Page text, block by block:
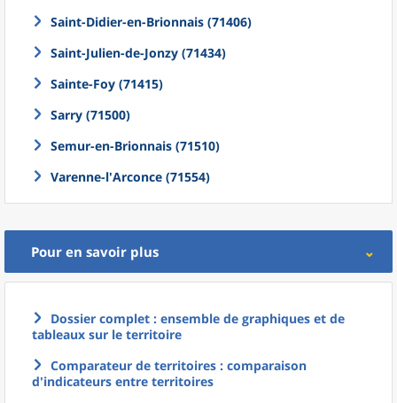
Saint-Didier-en-Brionnais (71406)
Saint-Julien-de-Jonzy (71434)
Sainte-Foy (71415)
Sarry (71500)
Semur-en-Brionnais (71510)
Varenne-l'Arconce (71554)
Pour en savoir plus
Dossier complet : ensemble de graphiques et de
tableaux sur le territoire
Comparateur de territoires : comparaison
d'indicateurs entre territoires